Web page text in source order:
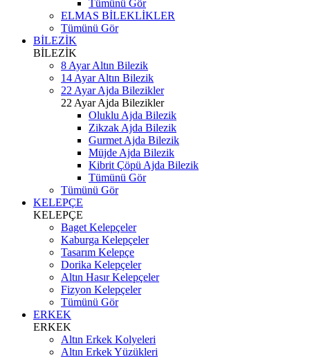
Tümünü Gör
ELMAS BİLEKLİKLER
Tümünü Gör
BİLEZİK
BİLEZİK
8 Ayar Altın Bilezik
14 Ayar Altın Bilezik
22 Ayar Ajda Bilezikler
22 Ayar Ajda Bilezikler
Oluklu Ajda Bilezik
Zikzak Ajda Bilezik
Gurmet Ajda Bilezik
Müjde Ajda Bilezik
Kibrit Çöpü Ajda Bilezik
Tümünü Gör
Tümünü Gör
KELEPÇE
KELEPÇE
Baget Kelepçeler
Kaburga Kelepçeler
Tasarım Kelepçe
Dorika Kelepçeler
Altın Hasır Kelepçeler
Fizyon Kelepçeler
Tümünü Gör
ERKEK
ERKEK
Altın Erkek Kolyeleri
Altın Erkek Yüzükleri